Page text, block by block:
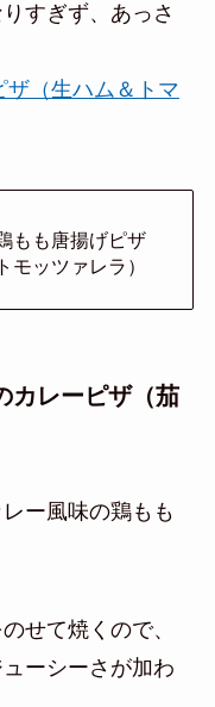
すぎず、あっさ
ザ（生ハム＆トマ
もも唐揚げピザ
モッツァレラ）
カレーピザ（茄
ー風味の鶏もも
せて焼くので、
ーシーさが加わ